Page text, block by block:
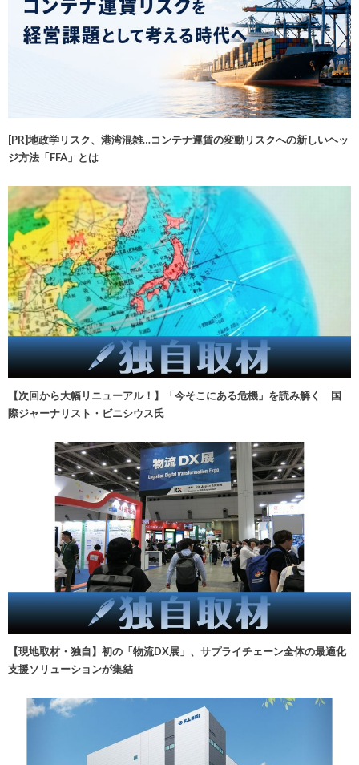
[PR]地政学リスク、港湾混雑…コンテナ運賃の変動リスクへの新しいヘッ
ジ方法「FFA」とは
【次回から大幅リニューアル！】「今そこにある危機」を読み解く 国
際ジャーナリスト・ビニシウス氏
【現地取材・独自】初の「物流DX展」、サプライチェーン全体の最適化
支援ソリューションが集結